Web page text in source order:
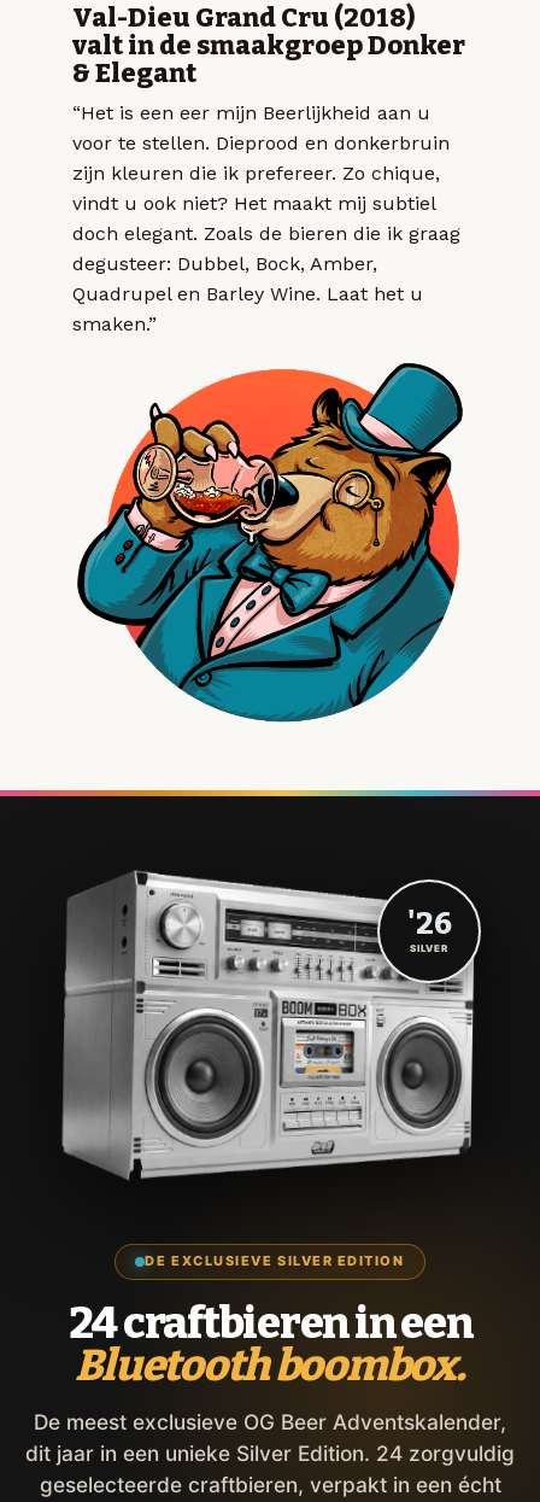
Val-Dieu Grand Cru (2018)
valt in de smaakgroep Donker
& Elegant
“Het is een eer mijn Beerlijkheid aan u
voor te stellen. Dieprood en donkerbruin
zijn kleuren die ik prefereer. Zo chique,
vindt u ook niet? Het maakt mij subtiel
doch elegant. Zoals de bieren die ik graag
degusteer: Dubbel, Bock, Amber,
Quadrupel en Barley Wine. Laat het u
smaken.”
DE EXCLUSIEVE SILVER EDITION
24 craftbieren in een
Bluetooth boombox.
De meest exclusieve OG Beer Adventskalender,
dit jaar in een unieke Silver Edition. 24 zorgvuldig
geselecteerde craftbieren, verpakt in een écht
'26
SILVER